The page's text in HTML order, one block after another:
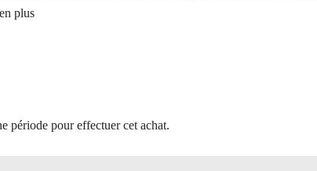
plus
période pour effectuer cet achat.